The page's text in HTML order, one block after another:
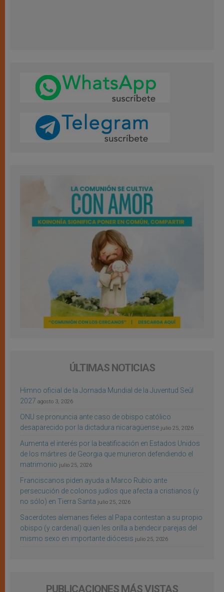
ÚLTIMAS NOTICIAS
Himno oficial de la Jornada Mundial de la Juventud Seúl
2027 agosto 3, 2026
ONU se pronuncia ante caso de obispo católico
desaparecido por la dictadura nicaragüense julio 25, 2026
Aumenta el interés por la beatificación en Estados Unidos
de los mártires de Georgia que murieron defendiendo el
matrimonio julio 25, 2026
Franciscanos piden ayuda a Marco Rubio ante
persecución de colonos judíos que afecta a cristianos (y
no sólo) en Tierra Santa julio 25, 2026
Sacerdotes alemanes fieles al Papa contestan a su propio
obispo (y cardenal) quien les orilla a bendecir parejas del
mismo sexo en importante diócesis julio 25, 2026
PUBLICACIONES MÁS VISTAS